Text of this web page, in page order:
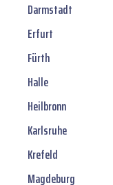
Darmstadt
Erfurt
Fürth
Halle
Heilbronn
Karlsruhe
Krefeld
Magdeburg